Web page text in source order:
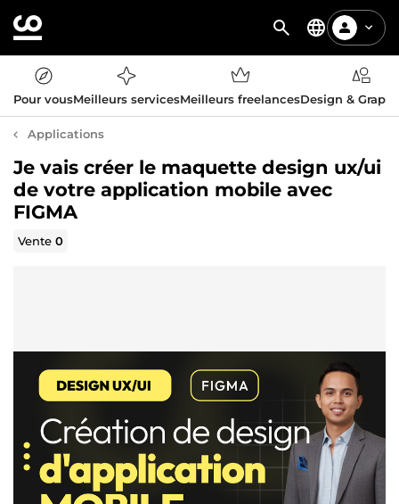
Pour vousMeilleurs servicesMeilleurs freelancesDesign &
Applications
Je vais créer le maquette design ux/ui
de votre application mobile avec
FIGMA
Vente0